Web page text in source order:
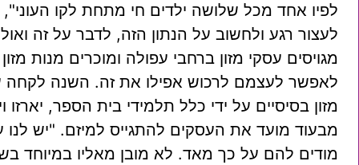
לפיו אחד מכל שלושה ילדים חי מתחת לקו
לעצור רגע ולחשוב על הנתון הזה, לדבר על זה
לאפשר לעצמם לרכוש אפילו את זה. השנה לקחה
מזון בסיסיים על ידי כלל תלמידי בית הספר,
מבעוד מועד את העסקים להתגייס למיזם. "יש
מודים להם על כך מאד. לא מובן מאליו במיוחד